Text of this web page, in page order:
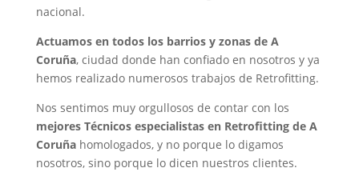
nacional.
Actuamos en todos los barrios y zonas de A
Coruña, ciudad donde han confiado en nosotros y ya
hemos realizado numerosos trabajos de Retrofitting.
Nos sentimos muy orgullosos de contar con los
mejores Técnicos especialistas en Retrofitting de A
Coruñahomologados, y no porque lo digamos
nosotros, sino porque lo dicen nuestros clientes.